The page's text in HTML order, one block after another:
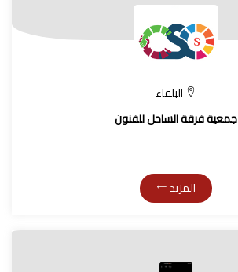
البلقاء
جمعية فرقة الساحل للفنون
المزيد